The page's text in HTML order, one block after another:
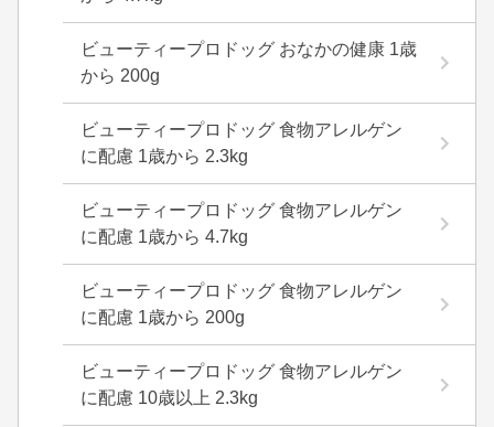
ビューティープロドッグ おなかの健康 1歳
から 200g
ビューティープロドッグ 食物アレルゲン
に配慮 1歳から 2.3kg
ビューティープロドッグ 食物アレルゲン
に配慮 1歳から 4.7kg
ビューティープロドッグ 食物アレルゲン
に配慮 1歳から 200g
ビューティープロドッグ 食物アレルゲン
に配慮 10歳以上 2.3kg